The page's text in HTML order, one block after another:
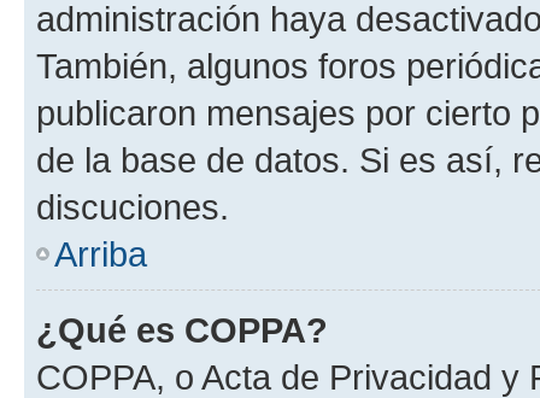
administración haya
También, algunos foros
publicaron mensajes por cierto
de la base de datos. Si es así,
discuciones.
Arriba
¿Qué es COPPA?
COPPA, o Acta de Privacidad